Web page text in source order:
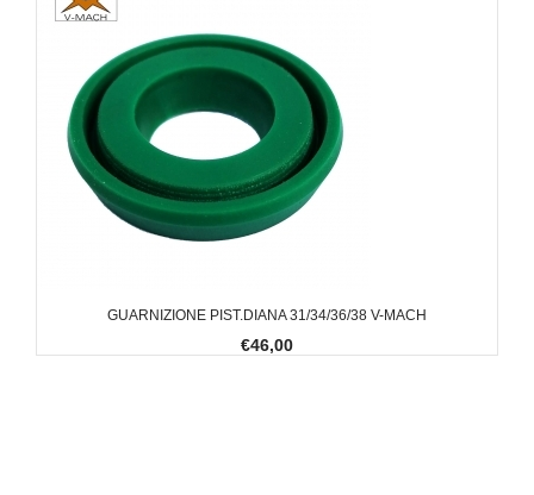
GUARNIZIONE PIST.DIANA 31/34/36/38 V-MACH
€46,00